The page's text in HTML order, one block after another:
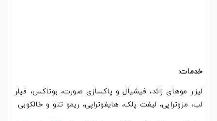
خدمات:
لیزر موهای زائد، فیشیال و پاکسازی صورت، بوتاکس، فیلر
لب، مزوتراپی، لیفت پلک، هایفوتراپی، ریمو تتو و خالکوبی